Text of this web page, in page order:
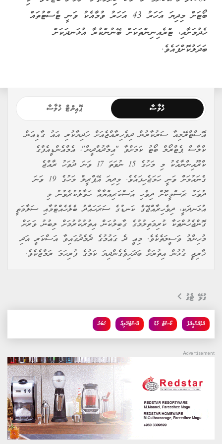
ބޯޓަށް މިދިޔަ އަހަރު 43 އަހަރު ވުމާއެކު ވަނީ ޓެސްޓުތައް
ހެދުމަށާއި، ޓްރެއިނިންތަކަށް ބޭނުންކުރާ އުޅަނދަކަށް
ބަދަލުކޮށްފައެވެ.
ޚުލާސާ ޕޮއިންޓް ޚުލާސާ
އޮސްޓްރޭލިއާ ސަރުކާރުން ދިވެހިރާއްޖެއަށް ހަދިޔާކުރި އައު ގާޑިއަން
ކްލާސް ޕެޓްރޯލް ބޯޓު ކަމަށްވާ "އިމާދުއްދީން"، އެމްއެންޑީއެފްގެ
ކްރޫއިންނާއެކު މި މަހުގެ 15 ނުވަތަ 17 ވަނަ ދުވަހު ރާއްޖެ
ގެނައުމަށް ވަނީ ހަމަޖެހިފައެވެ. މިދިޔަ އޭޕްރީލް މަހުގެ 19 ވަނަ
ދުވަހު ރަސްމީކޮށް ދިވެހި އަސްކަރިއްޔާއާ ހަވާލުކުރެވުނު މި
އުޅަނދަކީ، ދިވެހިރާއްޖޭގެ ކަނޑުގެ ސަރަހައްދު ބެލެހެއްޓުމާއި ސަލާމަތީ
ގޮންޖެހުންތަކާ ކުރިމަތިލުމުގެ ގާބިލުކަން އިތުރުކުރުމަށް ލިބުނު ވަރަށް
މުހިންމު ވަސީލަތެކެވެ. މިއީ ދެ ގައުމުގެ ދެމެދުގައިވާ އަސްކަރީ އަދި
ޚާރިޖީ ގުޅުން އިތުރަށް ބަދަހިވެގެންދިޔަ ކަމުގެ ފުރިހަމަ ރަމްޒެކެވެ.
ގުޅޭ ޓެގު
ޚަބަރު އޮސްޓްރޭލިއާ ކޯސްޓް ގާޑް އެމްއެންޑީއެފް